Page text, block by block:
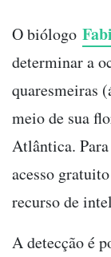
O biólogo
determinar a
quaresmeiras
meio de sua
Atlântica.
acesso
recurso de
A detecção é